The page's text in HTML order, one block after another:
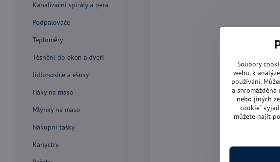
Kanalizační spirály a pera
Podpalovače
Teploměry
Těsnění do oken a dveří
Jídlonosiče a ešusy
Háky na maso
Mlýnky na maso
Nákupní tašky
Kanystry
Soubory
webu, k
používání.
a shromážděná
nebo jiných
cookie“
můžete najít